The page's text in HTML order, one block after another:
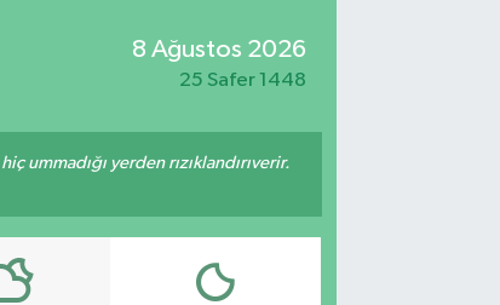
8 Ağustos 2026
25 Safer 1448
ummadığı yerden rızıklandırıverir.